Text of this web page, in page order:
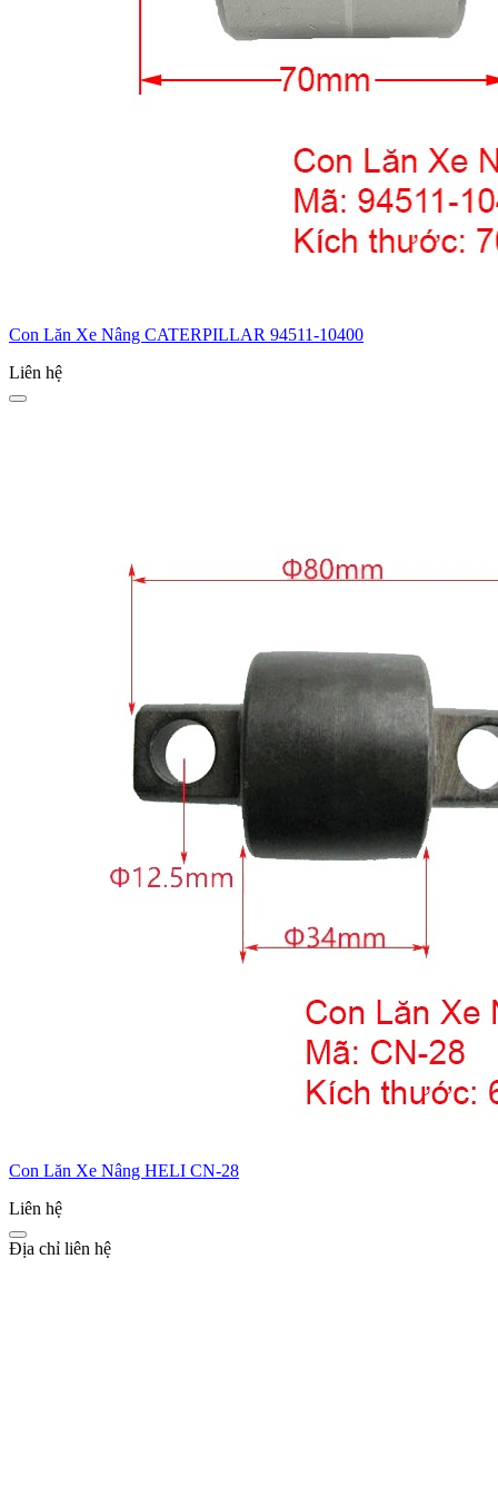
Con Lăn Xe Nâng CATERPILLAR 94511-10400
Liên hệ
Con Lăn Xe Nâng HELI CN-28
Liên hệ
Địa chỉ liên hệ